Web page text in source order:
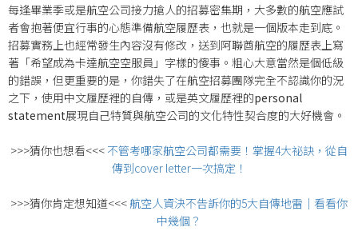
每逢畢業季或是航空公司接力搶人的招募密集期，大多數的航空應試
者會抱著便宜行事的心態準備航空履歷表，也就是一個版本走到底。
招募實務上也經常發生內容沒有修改，送到阿聯酋航空的履歷表上寫
著「希望成為卡達航空空服員」字樣的傻事。粗心大意當然是個低級
的錯誤，但更重要的是，你錯失了在航空招募團隊完全不認識你的況
之下，使用中文履歷裡的自傳，或是英文履歷裡的personal
statement展現自己特質與航空公司的文化特性契合度的大好機會。
>>>猜你也想看<<< 不管考哪家航空公司都需要！掌握4大祕訣，從自
傳到cover letter一次搞定！
>>>猜你肯定想知道<<<航空人資決不告訴你的5大自傳地雷｜看看你
中幾個？